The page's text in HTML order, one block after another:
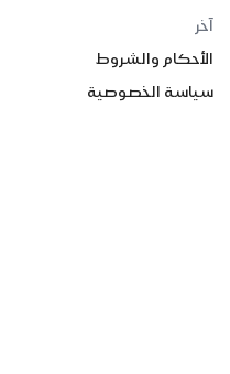
آخر
الأحكام والشروط
سياسة الخصوصية